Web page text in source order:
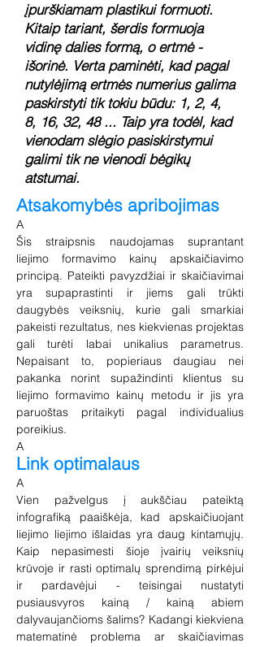
įpurškiamam plastikui formuoti.
Kitaip tariant, šerdis formuoja
vidinę dalies formą, o ertmė -
išorinė. Verta paminėti, kad pagal
nutylėjimą ertmės numerius galima
paskirstyti tik tokiu būdu: 1, 2, 4,
8, 16, 32, 48 ... Taip yra todėl, kad
vienodam slėgio pasiskirstymui
galimi tik ne vienodi bėgikų
atstumai.
Atsakomybės apribojimas
A
Šis straipsnis naudojamas suprantant
liejimo formavimo kainų apskaičiavimo
principą. Pateikti pavyzdžiai ir skaičiavimai
yra supaprastinti ir jiems gali trūkti
daugybės veiksnių, kurie gali smarkiai
pakeisti rezultatus, nes kiekvienas projektas
gali turėti labai unikalius parametrus.
Nepaisant to, popieriaus daugiau nei
pakanka norint supažindinti klientus su
liejimo formavimo kainų metodu ir jis yra
paruoštas pritaikyti pagal individualius
poreikius.
A
Link optimalaus
A
Vien pažvelgus į aukščiau pateiktą
infografiką paaiškėja, kad apskaičiuojant
liejimo liejimo išlaidas yra daug kintamųjų.
Kaip nepasimesti šioje įvairių veiksnių
krūvoje ir rasti optimalų sprendimą pirkėjui
ir pardavėjui - teisingai nustatyti
pusiausvyros kainą / kainą abiem
dalyvaujančioms šalims? Kadangi kiekviena
matematinė problema ar skaičiavimas